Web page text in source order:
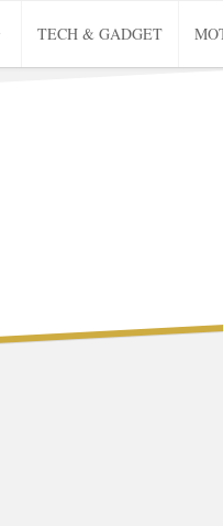
TECH & GADGET